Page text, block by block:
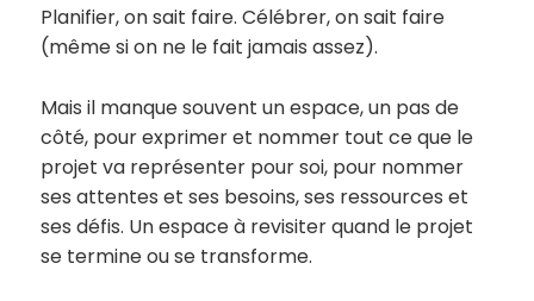
Planifier, on sait faire. Célébrer, on sait faire
(même si on ne le fait jamais assez).
Mais il manque souvent un espace, un pas de
côté, pour exprimer et nommer tout ce que le
projet va représenter pour soi, pour nommer
ses attentes et ses besoins, ses ressources et
ses défis. Un espace à revisiter quand le projet
se termine ou se transforme.